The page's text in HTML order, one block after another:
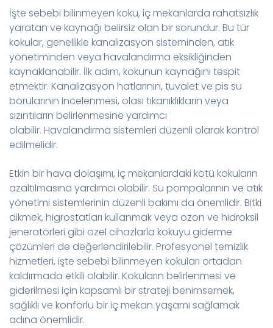
İşte sebebi bilinmeyen koku, iç mekanlarda rahatsızlık
yaratan ve kaynağı belirsiz olan bir sorundur. Bu tür
kokular, genellikle kanalizasyon sisteminden, atık
yönetiminden veya havalandırma eksikliğinden
kaynaklanabilir. İlk adım, kokunun kaynağını tespit
etmektir. Kanalizasyon hatlarının, tuvalet ve pis su
borularının incelenmesi, olası tıkanıklıkların veya
sızıntıların belirlenmesine yardımcı
olabilir. Havalandırma sistemleri düzenli olarak kontrol
edilmelidir.
Etkin bir hava dolaşımı, iç mekanlardaki kötü kokuların
azaltılmasına yardımcı olabilir. Su pompalarının ve atık
yönetimi sistemlerinin düzenli bakımı da önemlidir. Bitki
dikmek, higrostatları kullanmak veya ozon ve hidroksil
jeneratörleri gibi özel cihazlarla kokuyu giderme
çözümleri de değerlendirilebilir. Profesyonel temizlik
hizmetleri, işte sebebi bilinmeyen kokuları ortadan
kaldırmada etkili olabilir. Kokuların belirlenmesi ve
giderilmesi için kapsamlı bir strateji benimsemek,
sağlıklı ve konforlu bir iç mekan yaşamı sağlamak
adına önemlidir.